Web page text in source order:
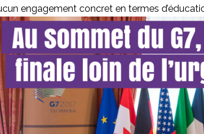
engagement concret en termes